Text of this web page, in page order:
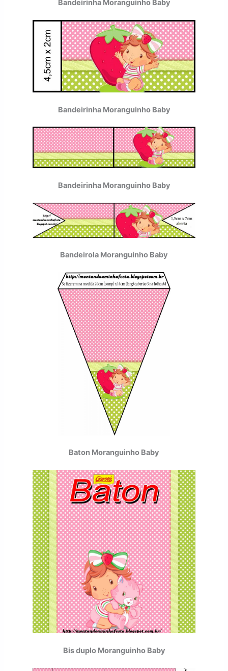
Bandeirinha Moranguinho Baby
Bandeirinha Moranguinho Baby
Bandeirinha Moranguinho Baby
Bandeirola Moranguinho Baby
Baton Moranguinho Baby
Bis duplo Moranguinho Baby